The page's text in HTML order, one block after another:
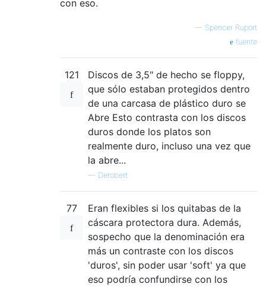
con eso.
— Spencer Ruport
fuente
121
Discos de 3,5" de hecho se floppy,
que sólo estaban protegidos dentro
de una carcasa de plástico duro se
Abre Esto contrasta con los discos
duros donde los platos son
realmente duro, incluso una vez que
la abre...
— Derobert
77
Eran flexibles si los quitabas de la
cáscara protectora dura. Además,
sospecho que la denominación era
más un contraste con los discos
'duros', sin poder usar 'soft' ya que
eso podría confundirse con los